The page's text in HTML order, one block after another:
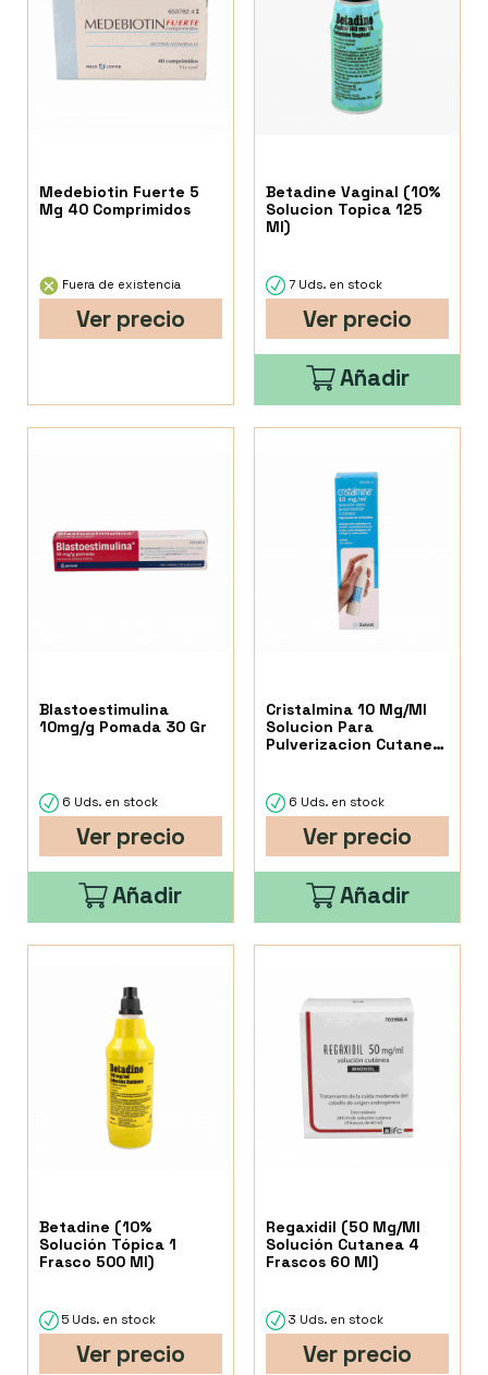
Medebiotin Fuerte 5
Mg 40 Comprimidos
Fuera de existencia
Ver precio
Betadine Vaginal (10%
Solucion Topica 125
Ml)
7 Uds. en stock
Ver precio
Añadir
Blastoestimulina
10mg/g Pomada 30 Gr
6 Uds. en stock
Ver precio
Añadir
Cristalmina 10 Mg/Ml
Solucion Para
Pulverizacion Cutanea
6 Uds. en stock
Ver precio
Añadir
Betadine (10%
Solución Tópica 1
Frasco 500 Ml)
5 Uds. en stock
Ver precio
Regaxidil (50 Mg/Ml
Solución Cutanea 4
Frascos 60 Ml)
3 Uds. en stock
Ver precio